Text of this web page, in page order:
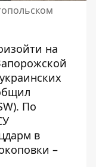
на
По
в
–